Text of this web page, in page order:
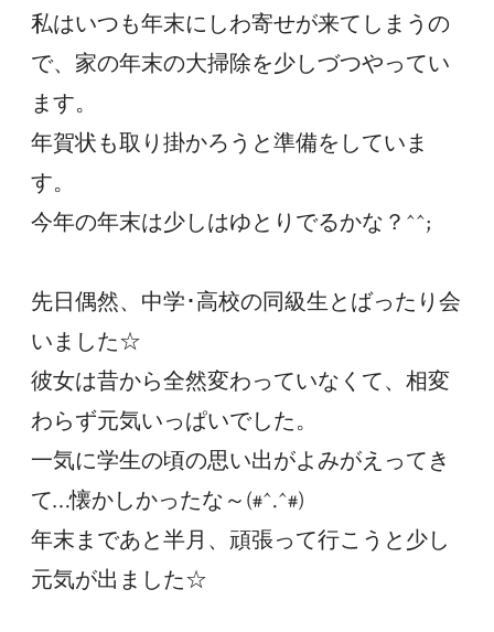
私はいつも年末にしわ寄せが来てしまうの
で、家の年末の大掃除を少しづつやってい
ます。
年賀状も取り掛かろうと準備をしていま
す。
今年の年末は少しはゆとりでるかな？^^;
先日偶然、中学･高校の同級生とばったり会
いました☆
彼女は昔から全然変わっていなくて、相変
わらず元気いっぱいでした。
一気に学生の頃の思い出がよみがえってき
て…懐かしかったな～(#^.^#)
年末まであと半月、頑張って行こうと少し
元気が出ました☆